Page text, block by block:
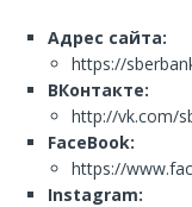
Адрес сайта:
https://
ВКонтакте:
http://vk.com/
FaceBook:
https://
Instagram: